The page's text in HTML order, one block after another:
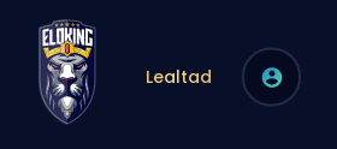
Lealtad